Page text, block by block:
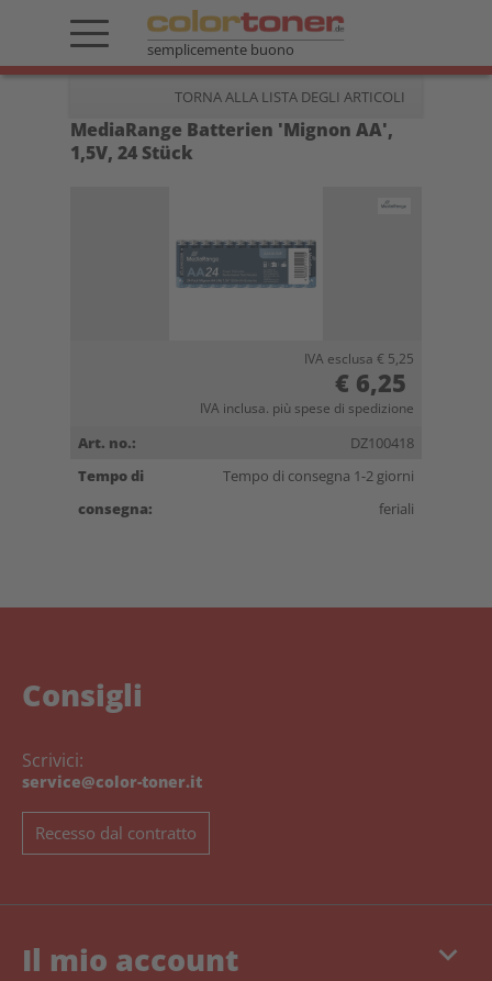
semplicemente buono
TORNA ALLA LISTA DEGLI ARTICOLI
MediaRange Batterien 'Mignon AA',
1,5V, 24 Stück
IVA esclusa € 5,25
€ 6,25
IVA inclusa. più spese di spedizione
Art. no.:
DZ100418
Tempo di
consegna:
Tempo di consegna 1-2 giorni
feriali
Consigli
Scrivici:
service@color-toner.it
Recesso dal contratto
keyboard_arrow_down
Il mio account